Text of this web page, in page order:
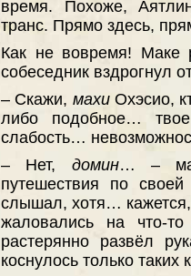
время. Похоже,
транс. Прямо здесь,
Как не вовремя! Маке
собеседник вздрогнул
– Скажи, махи Охэсио,
либо подобное…
слабость…
– Нет, домин… –
путешествия по
слышал, хотя…
жаловались на что-
растерянно развёл
коснулось только таких